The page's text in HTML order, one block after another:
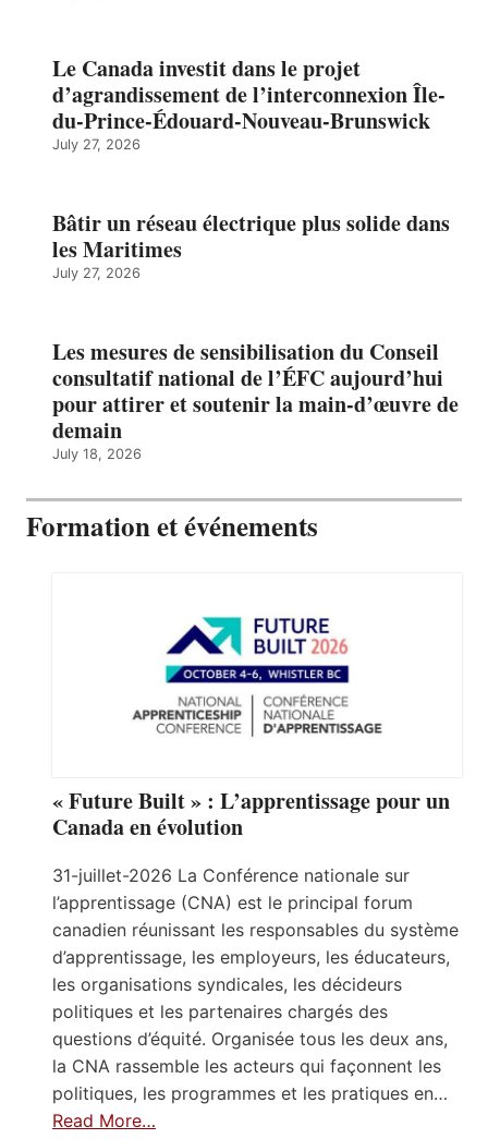
Le Canada investit dans le projet
d’agrandissement de l’interconnexion Île-
du-Prince-Édouard-Nouveau-Brunswick
July 27, 2026
Bâtir un réseau électrique plus solide dans
les Maritimes
July 27, 2026
Les mesures de sensibilisation du Conseil
consultatif national de l’ÉFC aujourd’hui
pour attirer et soutenir la main-d’œuvre de
demain
July 18, 2026
Formation et événements
« Future Built » : L’apprentissage pour un
Canada en évolution
31-juillet-2026 La Conférence nationale sur
l’apprentissage (CNA) est le principal forum
canadien réunissant les responsables du système
d’apprentissage, les employeurs, les éducateurs,
les organisations syndicales, les décideurs
politiques et les partenaires chargés des
questions d’équité. Organisée tous les deux ans,
la CNA rassemble les acteurs qui façonnent les
politiques, les programmes et les pratiques en…
Read More…